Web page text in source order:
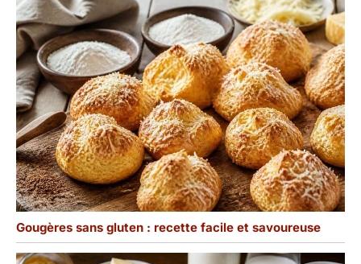
Gougères sans gluten : recette facile et savoureuse